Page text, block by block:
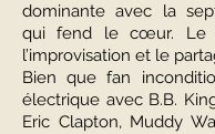
dominante avec la
qui fend le cœur. Le
l’improvisation et le
Bien que fan
électrique avec B.B.
Eric Clapton, Muddy